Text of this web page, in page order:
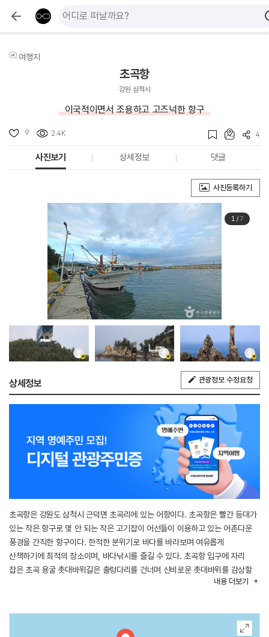
여행지
초곡항
강원 삼척시
이국적이면서 조용하고 고즈넉한 항구
9 2.4K 4
사진보기 상세정보 댓글
사진등록하기
1/ 7
상세정보 관광정보 수정요청
초곡항은 강원도 삼척시 근덕면 초곡리에 있는 어항이다. 초곡항은 빨간 등대가
있는 작은 항구로 몇 안 되는 작은 고기잡이 어선들이 이용하고 있는 어촌다운
풍경을 간직한 항구이다. 한적한 분위기로 바다를 바라보며 여유롭게
산책하기에 최적의 장소이며, 바다낚시를 즐길 수 있다. 초곡항 입구에 자리
잡은 초곡 용굴 촛대바위길은 출렁다리를 건너며 신비로운 촛대바위를 감상할
수 있다. 인근에 한국의 나폴리라 불리는 장호항도 함께 관광할 수 있다.
내용 더보기